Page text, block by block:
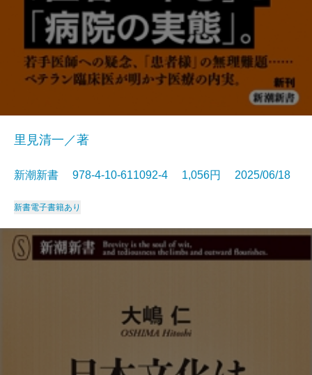
里見清一／著
新潮新書 978-4-10-611092-4 1,056円 2025/06/18
新書電子書籍あり